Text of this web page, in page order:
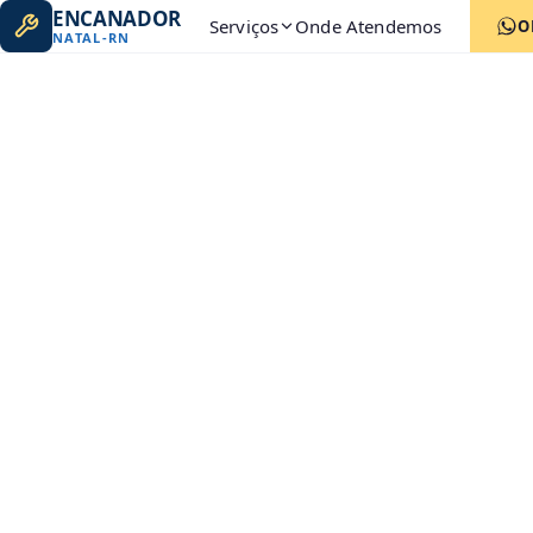
ENCANADOR
NATAL-RN Serviços Onde Atendemos